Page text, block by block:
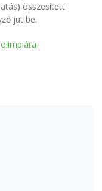
összesített
jut be.